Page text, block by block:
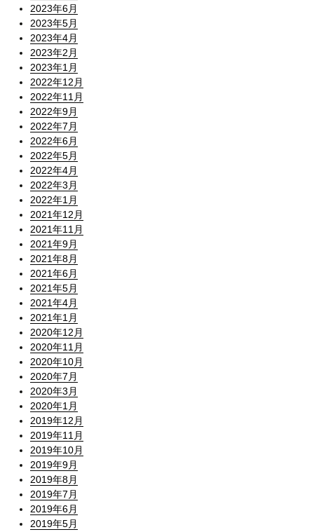
2023年6月
2023年5月
2023年4月
2023年2月
2023年1月
2022年12月
2022年11月
2022年9月
2022年7月
2022年6月
2022年5月
2022年4月
2022年3月
2022年1月
2021年12月
2021年11月
2021年9月
2021年8月
2021年6月
2021年5月
2021年4月
2021年1月
2020年12月
2020年11月
2020年10月
2020年7月
2020年3月
2020年1月
2019年12月
2019年11月
2019年10月
2019年9月
2019年8月
2019年7月
2019年6月
2019年5月